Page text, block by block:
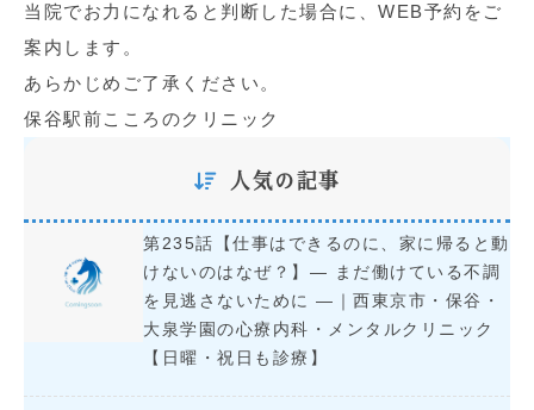
当院でお力になれると判断した場合に、WEB予約をご
案内します。
あらかじめご了承ください。
保谷駅前こころのクリニック
人気の記事
第235話【仕事はできるのに、家に帰ると動
けないのはなぜ？】― まだ働けている不調
を見逃さないために ―｜西東京市・保谷・
大泉学園の心療内科・メンタルクリニック
【日曜・祝日も診療】